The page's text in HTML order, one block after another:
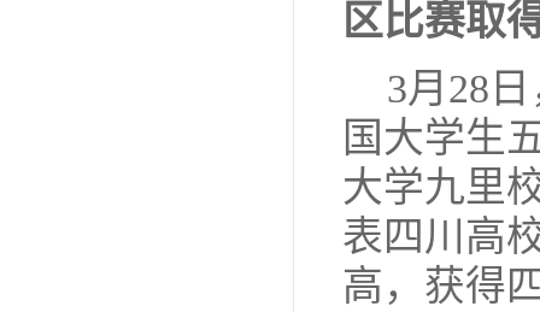
区比赛取
3月28
国大学生
大学九里
表四川高
高，获得